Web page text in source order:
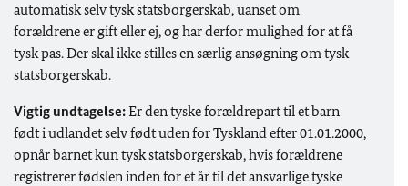
automatisk selv tysk statsborgerskab, uanset om
forældrene er gift eller ej, og har derfor mulighed for at få
tysk pas. Der skal ikke stilles en særlig ansøgning om tysk
statsborgerskab.
Vigtig undtagelse:Er den tyske forældrepart til et barn
født i udlandet selv født uden for Tyskland efter 01.01.2000,
opnår barnet kun tysk statsborgerskab, hvis forældrene
registrerer fødslen inden for et år til det ansvarlige tyske